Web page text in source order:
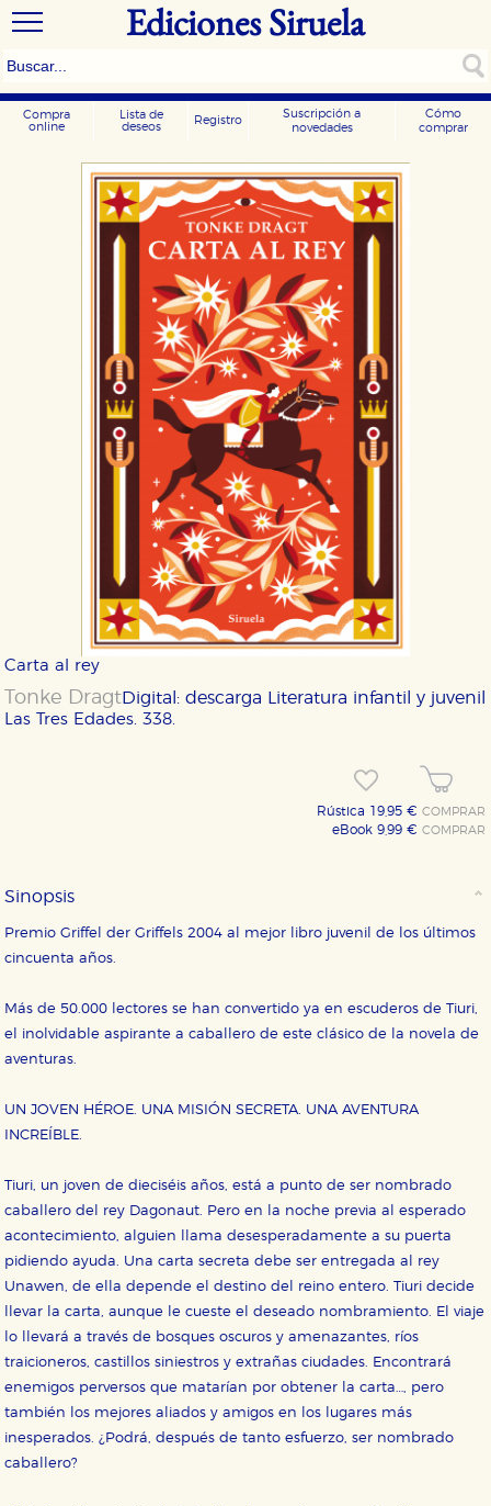
Ediciones Siruela
Compra
online
Lista de
deseos
Registro
Suscripción a
novedades
Cómo
comprar
Carta al rey
Tonke Dragt
Las Tres Edades. 338.
Digital: descarga Literatura infantil y juvenil
Rústica 19,95 €COMPRAR
eBook 9,99 €COMPRAR
Sinopsis
Premio Griffel der Griffels 2004 al mejor libro juvenil de los últimos
cincuenta años.
Más de 50.000 lectores se han convertido ya en escuderos de Tiuri,
el inolvidable aspirante a caballero de este clásico de la novela de
aventuras.
UN JOVEN HÉROE. UNA MISIÓN SECRETA. UNA AVENTURA
INCREÍBLE.
Tiuri, un joven de dieciséis años, está a punto de ser nombrado
caballero del rey Dagonaut. Pero en la noche previa al esperado
acontecimiento, alguien llama desesperadamente a su puerta
pidiendo ayuda. Una carta secreta debe ser entregada al rey
Unawen, de ella depende el destino del reino entero. Tiuri decide
llevar la carta, aunque le cueste el deseado nombramiento. El viaje
lo llevará a través de bosques oscuros y amenazantes, ríos
traicioneros, castillos siniestros y extrañas ciudades. Encontrará
enemigos perversos que matarían por obtener la carta…, pero
también los mejores aliados y amigos en los lugares más
inesperados. ¿Podrá, después de tanto esfuerzo, ser nombrado
caballero?